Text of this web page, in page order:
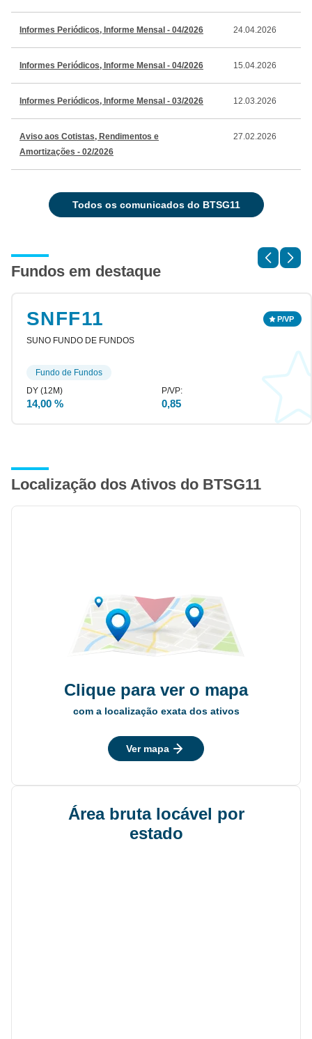
Informes Periódicos, Informe Mensal - 04/2026 24.04.2026
Informes Periódicos, Informe Mensal - 04/2026 15.04.2026
Informes Periódicos, Informe Mensal - 03/2026 12.03.2026
Aviso aos Cotistas, Rendimentos e
Amortizações - 02/2026
27.02.2026
todos os comunicados do BTSG11
Fundos em destaque
SNFF11
SUNO FUNDO DE FUNDOS
14,00 % 0,85
Fundo de Fundos
Localização dos Ativos do BTSG11
Clique para ver o mapa
com a localização exata dos ativos
Ver mapa
Área bruta locável por
estado